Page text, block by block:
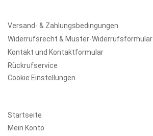
Versand- & Zahlungsbedingungen
Widerrufsrecht & Muster-Widerrufsformular
Kontakt und Kontaktformular
Rückrufservice
Cookie Einstellungen
Startseite
Mein Konto